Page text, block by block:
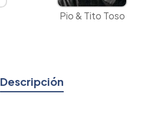
Pio & Tito Toso
Descripción